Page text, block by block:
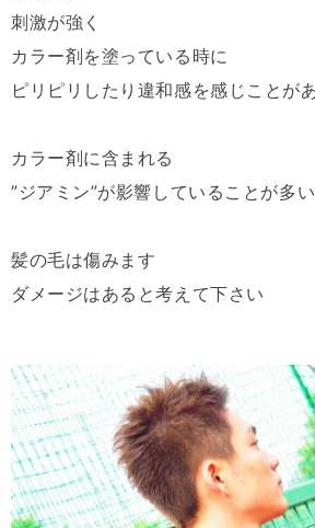
刺激が強く
カラー剤を塗っている時に
ピリピリしたり違和感を感じことが
カラー剤に含まれる
”ジアミン”が影響していることが多
髪の毛は傷みます
ダメージはあると考えて下さい